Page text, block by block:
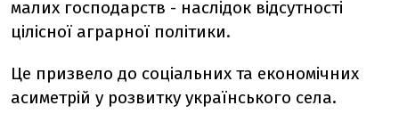
малих господарств - наслідок відсутності
цілісної аграрної політики.
Це призвело до соціальних та економічних
асиметрій у розвитку українського села.